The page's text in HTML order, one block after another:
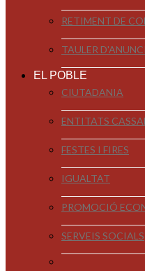
RETIMENT DE
TAULER
EL POBLE
CIUTADANIA
ENTITATS
FESTES I FIRES
IGUALTAT
PROMOCIÓ
SERVEIS SOCIALS